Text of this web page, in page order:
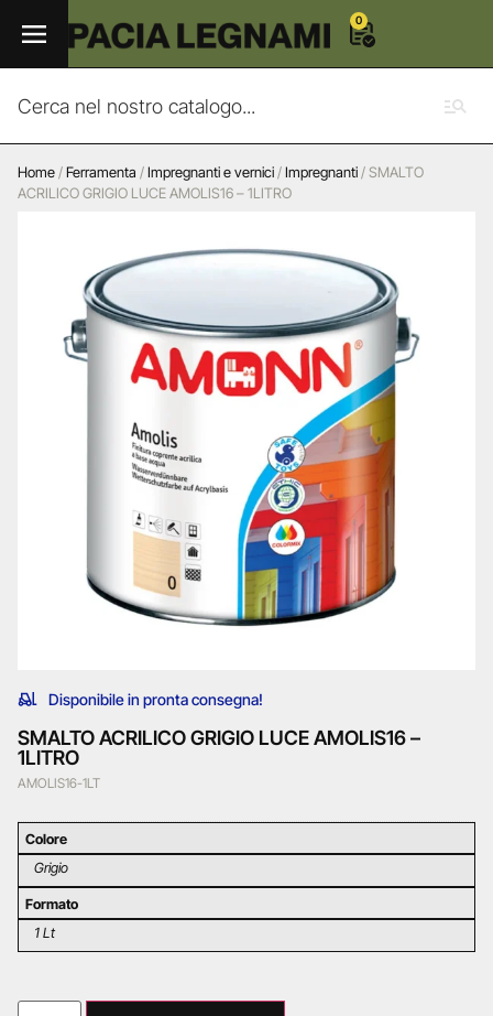
0
Home/Ferramenta /Impregnanti e vernici/Impregnanti/ SMALTO
ACRILICO GRIGIO LUCE AMOLIS16 – 1LITRO
Disponibile in pronta consegna!
SMALTO ACRILICO GRIGIO LUCE AMOLIS16 –
1LITRO
AMOLIS16-1LT
Colore
Grigio
Formato
1 Lt